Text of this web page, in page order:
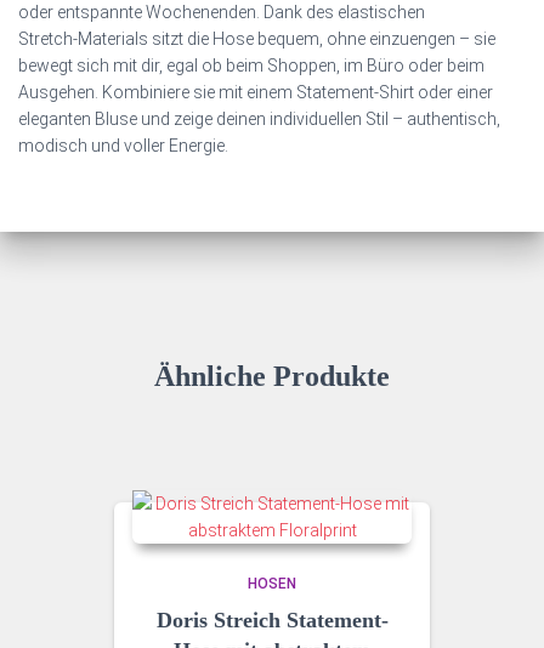
oder entspannte Wochenenden. Dank des elastischen
Stretch‑Materials sitzt die Hose bequem, ohne einzuengen – sie
bewegt sich mit dir, egal ob beim Shoppen, im Büro oder beim
Ausgehen. Kombiniere sie mit einem Statement‑Shirt oder einer
eleganten Bluse und zeige deinen individuellen Stil – authentisch,
modisch und voller Energie.
Ähnliche Produkte
HOSEN
Doris Streich Statement-